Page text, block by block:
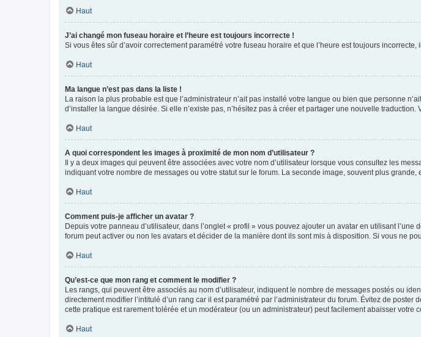
Haut
J’ai changé mon fuseau horaire et l’heure est toujours incorrecte !
Si vous êtes sûr d’avoir correctement paramétré votre fuseau horaire et que l’heure est toujours
Haut
Ma langue n’est pas dans la liste !
La raison la plus probable est que l’administrateur n’ait pas installé votre langue ou bien que personne
d’installer la langue désirée. Si elle n’existe pas, n’hésitez pas à créer et partager une nouvelle traduction.
Haut
A quoi correspondent les images à proximité de mon nom d’utilisateur ?
Il y a deux images qui peuvent être associées avec votre nom d’utilisateur lorsque vous consultez les
indiquant votre nombre de messages ou votre statut sur le forum. La seconde image, souvent plus
Haut
Comment puis-je afficher un avatar ?
Depuis votre panneau d’utilisateur, dans l’onglet « profil » vous pouvez ajouter un avatar en utilisant
forum peut activer ou non les avatars et décider de la manière dont ils sont mis à disposition. Si vous ne
Haut
Qu’est-ce que mon rang et comment le modifier ?
Les rangs, qui peuvent être associés au nom d’utilisateur, indiquent le nombre de messages postés ou
directement modifier l’intitulé d’un rang car il est paramétré par l’administrateur du forum. Évitez de
cette pratique est rarement tolérée et un modérateur (ou un administrateur) peut facilement abaisser votre
Haut